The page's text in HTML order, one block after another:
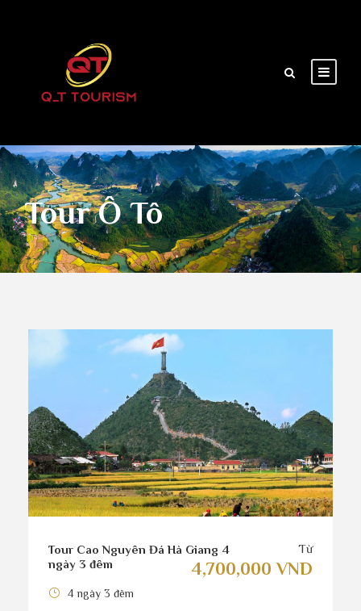
Tour Ô Tô
Tour Cao Nguyên Đá Hà Giang 4
ngày 3 đêm
Từ
4,700,000 VND
4 ngày 3 đêm